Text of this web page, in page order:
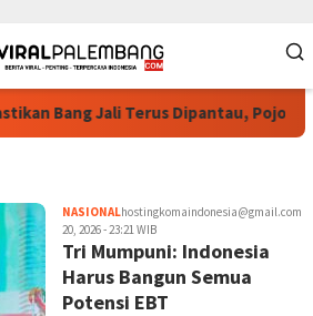
Bang Jali Terus Dipantau, Pojok
NASIONALhostingkomaindonesia@gmail.com
20, 2026 - 23:21 WIB
Tri Mumpuni: Indonesia
Harus Bangun Semua
Potensi EBT